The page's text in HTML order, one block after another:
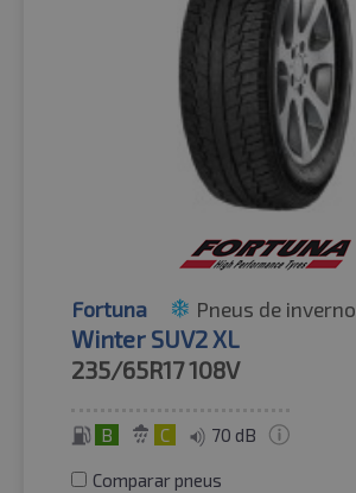
Fortuna Pneus de inverno
Winter SUV2 XL
235/65R17108V
B C 70 dB
Comparar pneus